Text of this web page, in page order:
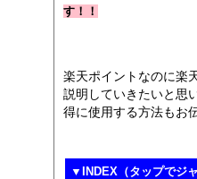
す！！
楽天ポイントなのに楽
説明していきたいと思
得に使用する方法もお
▼INDEX（タップでジャ